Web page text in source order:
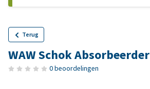
Terug
WAW Schok Absorbeerder
0 beoordelingen